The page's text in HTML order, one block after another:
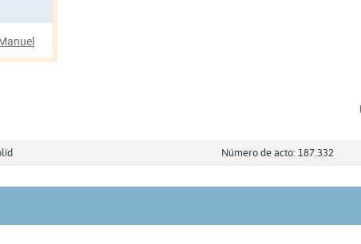
Número de acto: 187.332